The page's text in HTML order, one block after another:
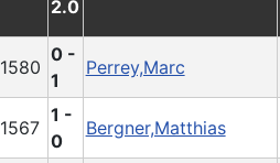
2.0
1580
0 -
1
Perrey,Marc
1567
1 -
0
Bergner,Matthias